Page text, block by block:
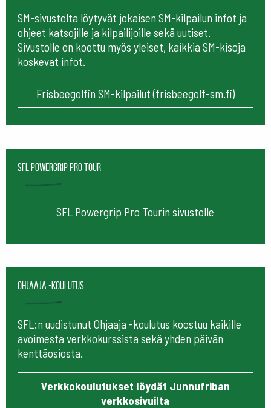
SM-sivustolta löytyvät jokaisen SM-kilpailun infot ja
ohjeet katsojille ja kilpailijoille sekä uutiset.
Sivustolle on koottu myös yleiset, kaikkia SM-kisoja
koskevat infot.
Frisbeegolfin SM-kilpailut (frisbeegolf-sm.fi)
SFL Powergrip Pro Tour
SFL Powergrip Pro Tourin sivustolle
Ohjaaja -koulutus
SFL:n uudistunut Ohjaaja -koulutus koostuu kaikille
avoimesta verkkokurssista sekä yhden päivän
kenttäosiosta.
Verkkokoulutukset löydät Junnufriban
verkkosivuilta